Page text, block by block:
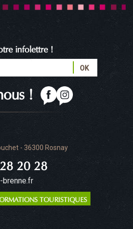
- 36300 Rosnay
20 28
brenne.fr
TOURISTIQUES
!
infolettre !